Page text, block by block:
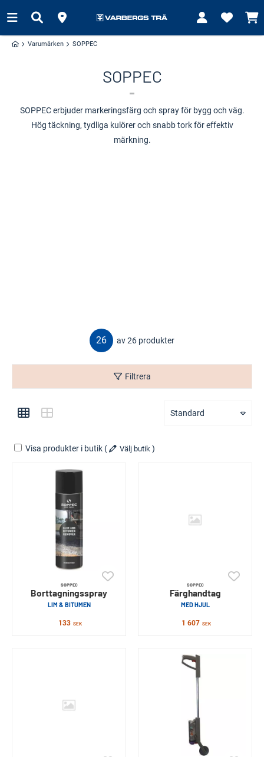
Varumärken SOPPEC
SOPPEC
SOPPEC erbjuder markeringsfärg och spray för bygg och väg.
Hög täckning, tydliga kulörer och snabb tork för effektiv
märkning.
26 av 26 produkter
Filtrera
Standard
Visa produkter i butik ( Välj butik )
SOPPEC
Borttagningsspray
LIM & BITUMEN
133 SEK
SOPPEC
Färghandtag
MED HJUL
1 607 SEK